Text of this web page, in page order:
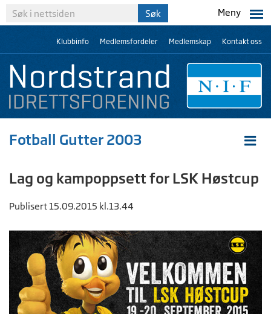
Meny
Klubbinfo Medlemsfordeler Medlemskap Kontakt oss
Fotball Gutter 2003
Lag og kampoppsett for LSK Høstcup
Publisert 15.09.2015 kl.13.44